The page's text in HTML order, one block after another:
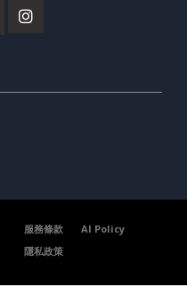
服務條款
AI Policy
隱私政策